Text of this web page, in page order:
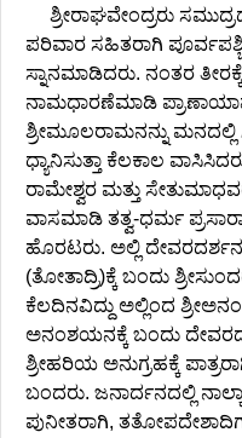
ಶ್ರೀರಾಘವೇಂದ್ರರು
ಪರಿವಾರ ಸಹಿತರಾಗಿ
ಸ್ನಾನಮಾಡಿದರು. ನಂತರ
ನಾಮಧಾರಣೆಮಾಡಿ
ಶ್ರೀಮೂಲರಾಮನನ್ನು
ಧ್ಯಾನಿಸುತ್ತಾ ಕೆಲಕಾಲ
ರಾಮೇಶ್ವರ ಮತ್ತು
ವಾಸಮಾಡಿ ತತ್ವ-ಧರ್ಮ
ಹೊರಟರು. ಅಲ್ಲಿ
(ತೋತಾದ್ರಿ)ಕ್ಕೆ ಬಂದು
ಕೆಲದಿನವಿದ್ದು ಅಲ್ಲಿಂದ
ಅನಂಶಯನಕ್ಕೆ ಬಂದು
ಶ್ರೀಹರಿಯ ಅನುಗ್ರಹಕ್ಕೆ
ಬಂದರು. ಜನಾರ್ದನದಲ್ಲಿ
ಪುನೀತರಾಗಿ,